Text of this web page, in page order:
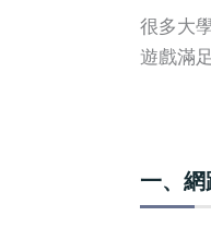
很多大
遊戲滿
一、網